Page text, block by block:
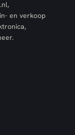
en verkoop